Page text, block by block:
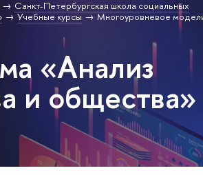
Санкт-Петербургская школа социальных
Учебные курсы
Многоуровневое
«Анализ
и общества»